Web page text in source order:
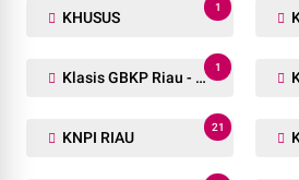
KHUSUS
1
Klasis GBKP Riau - Sumbar.
1
KNPI RIAU
21